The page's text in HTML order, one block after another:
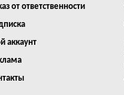
от ответственности
аккаунт